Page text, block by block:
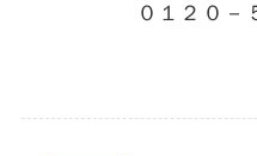
０１２０－